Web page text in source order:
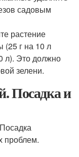
садовым
растение
г на 10 л
л). Это должно
зелени.
Посадка и
проблем.